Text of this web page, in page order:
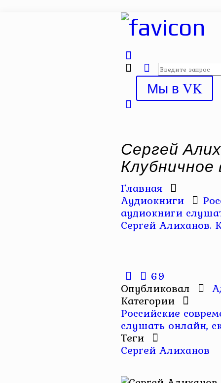
Мы в VK
Сергей
Клубничное
Главная
Аудиокниги
аудиокниги
Сергей Алиханов.
69
Опубликовал
Категории
Российские
слушать онлайн,
Теги
Сергей Алиханов